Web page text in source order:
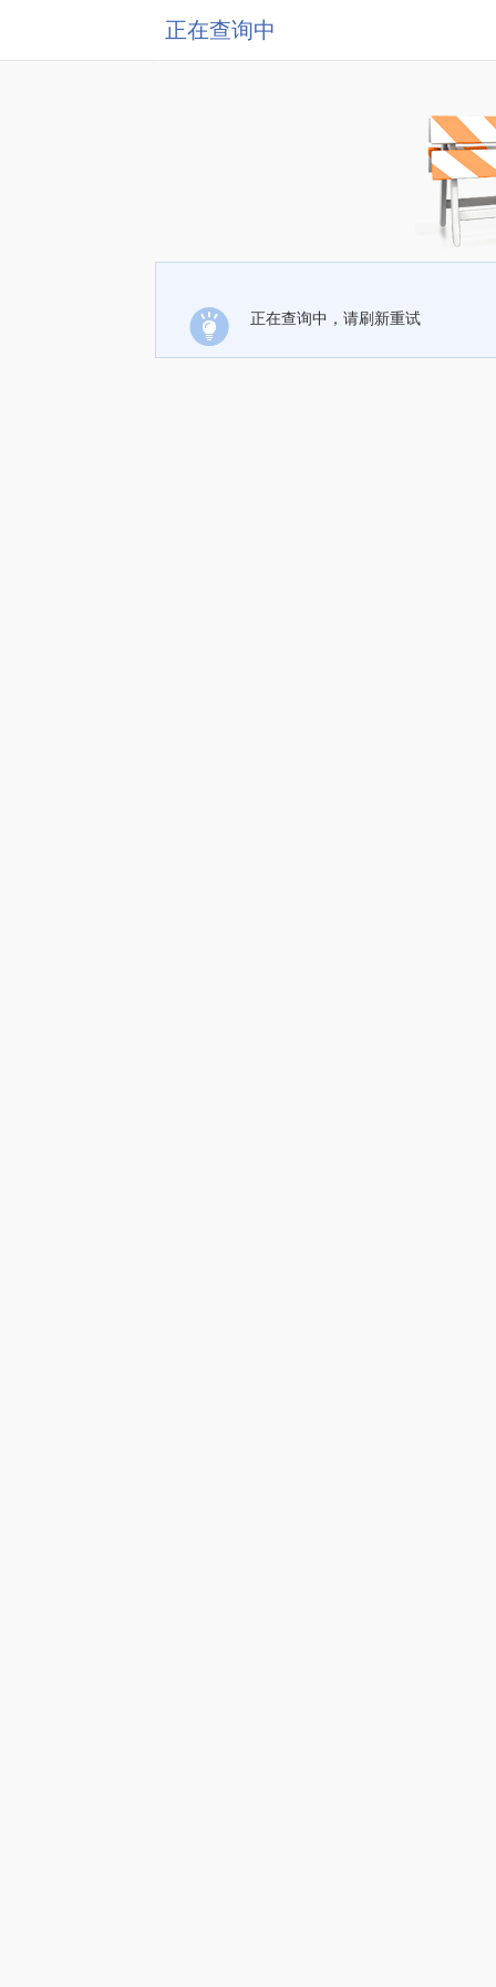
正在查询中
正在查询中，请刷新重试